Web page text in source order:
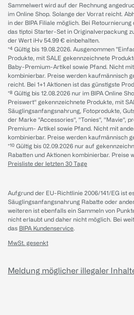
Sammelwert wird auf der Rechnung
im Online Shop. Solange der Vorrat reicht.
in der BIPA Filiale möglich. Bei
das tiptoi Starter-Set in Originalverpackung
der Wert iHv 54.99 € einbehalten.
*⁴ Gültig bis 19.08.2026. Ausgenommen
Produkte, mit SALE gekennzeichnete
Baby-Premium-Artikel sowie Pfand. Nicht
kombinierbar. Preise werden kaufmännisch
reicht. Bei 1+1 Aktionen ist das günstigste
*⁸ Gültig bis 12.08.2026 nur im BIPA Online
Preiswert“ gekennzeichnete Produkte, mit
Säuglingsanfangsnahrung, Fotoprodukte,
der Marke “Accessories“, “Tonies“, “Mavie“,
Premium- Artikel sowie Pfand. Nicht mit
kombinierbar. Preise werden kaufmännisch
*¹⁰ Gültig bis 02.09.2026 nur auf
Rabatten und Aktionen kombinierbar. Preise
Preisliste der letzten 30 Tage
Aufgrund der EU-Richtlinie 2006/141/EG ist
Säuglingsanfangsnahrung Rabatte oder
weiteren ist ebenfalls ein Sammeln von
nicht erlaubt und daher nicht möglich. Bei
das BIPA Kundenservice.
MwSt. gesenkt
Meldung möglicher illegaler